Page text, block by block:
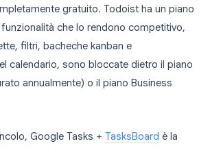
gratuito. Todoist ha un piano
che lo rendono competitivo,
filtri, bacheche kanban e
calendario, sono bloccate dietro il piano
annualmente) o il piano Business
Google Tasks + TasksBoard è la